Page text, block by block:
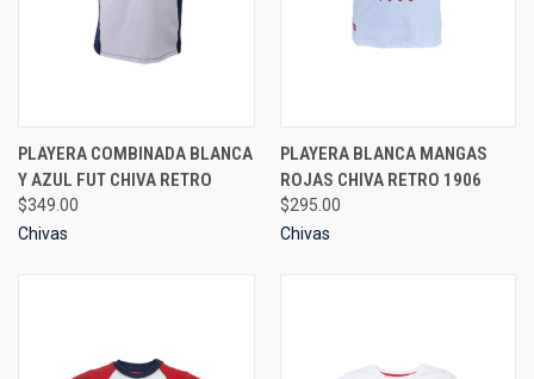
PLAYERA COMBINADA BLANCA
Y AZUL FUT CHIVA RETRO
$349.00
Chivas
PLAYERA BLANCA MANGAS
ROJAS CHIVA RETRO 1906
$295.00
Chivas